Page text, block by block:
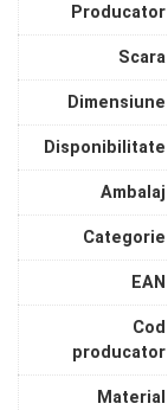
Producator
Scara
Dimensiune
Disponibilitate
Ambalaj
Categorie
EAN
Cod
producator
Material